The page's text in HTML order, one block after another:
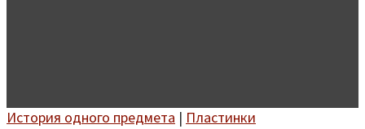
История одного предмета | Пластинки